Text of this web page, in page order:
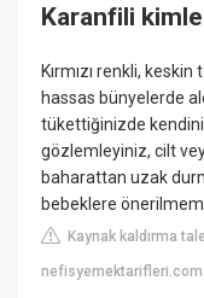
Karanfili
Kırmızı renkli,
hassas bünyelerde
tükettiğinizde
gözlemleyiniz, cilt
baharattan uzak
bebeklere
Kaynak kaldırma
nefisyemektarifleri.com